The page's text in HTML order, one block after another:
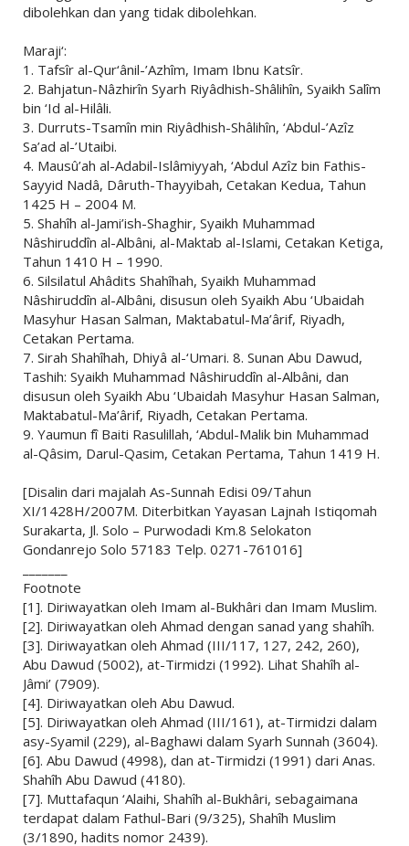
dibolehkan dan yang tidak dibolehkan.
Maraji‘:
1. Tafsîr al-Qur‘ânil-’Azhîm, Imam Ibnu Katsîr.
2. Bahjatun-Nâzhirîn Syarh Riyâdhish-Shâlihîn, Syaikh Salîm
bin ‘Id al-Hilâli.
3. Durruts-Tsamîn min Riyâdhish-Shâlihîn, ‘Abdul-’Azîz
Sa’ad al-’Utaibi.
4. Mausû’ah al-Adabil-Islâmiyyah, ‘Abdul Azîz bin Fathis-
Sayyid Nadâ, Dâruth-Thayyibah, Cetakan Kedua, Tahun
1425 H – 2004 M.
5. Shahîh al-Jami’ish-Shaghir, Syaikh Muhammad
Nâshiruddîn al-Albâni, al-Maktab al-Islami, Cetakan Ketiga,
Tahun 1410 H – 1990.
6. Silsilatul Ahâdits Shahîhah, Syaikh Muhammad
Nâshiruddîn al-Albâni, disusun oleh Syaikh Abu ‘Ubaidah
Masyhur Hasan Salman, Maktabatul-Ma’ârif, Riyadh,
Cetakan Pertama.
7. Sirah Shahîhah, Dhiyâ al-‘Umari. 8. Sunan Abu Dawud,
Tashih: Syaikh Muhammad Nâshiruddîn al-Albâni, dan
disusun oleh Syaikh Abu ‘Ubaidah Masyhur Hasan Salman,
Maktabatul-Ma’ârif, Riyadh, Cetakan Pertama.
9. Yaumun fî Baiti Rasulillah, ‘Abdul-Malik bin Muhammad
al-Qâsim, Darul-Qasim, Cetakan Pertama, Tahun 1419 H.
[Disalin dari majalah As-Sunnah Edisi 09/Tahun
XI/1428H/2007M. Diterbitkan Yayasan Lajnah Istiqomah
Surakarta, Jl. Solo – Purwodadi Km.8 Selokaton
Gondanrejo Solo 57183 Telp. 0271-761016]
Footnote
[1]. Diriwayatkan oleh Imam al-Bukhâri dan Imam Muslim.
[2]. Diriwayatkan oleh Ahmad dengan sanad yang shahîh.
[3]. Diriwayatkan oleh Ahmad (III/117, 127, 242, 260),
Abu Dawud (5002), at-Tirmidzi (1992). Lihat Shahîh al-
Jâmi’ (7909).
[4]. Diriwayatkan oleh Abu Dawud.
[5]. Diriwayatkan oleh Ahmad (III/161), at-Tirmidzi dalam
asy-Syamil (229), al-Baghawi dalam Syarh Sunnah (3604).
[6]. Abu Dawud (4998), dan at-Tirmidzi (1991) dari Anas.
Shahîh Abu Dawud (4180).
[7]. Muttafaqun ‘Alaihi, Shahîh al-Bukhâri, sebagaimana
terdapat dalam Fathul-Bari (9/325), Shahîh Muslim
(3/1890, hadits nomor 2439).